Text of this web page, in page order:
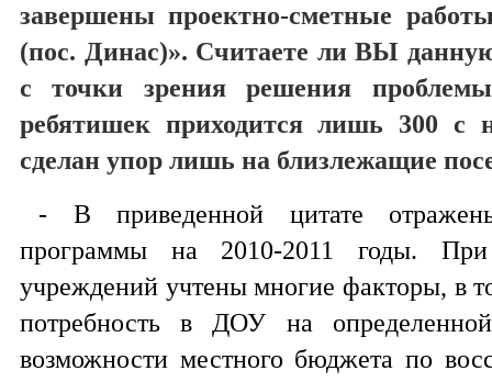
завершены проектно-сметные
(пос. Динас)». Считаете ли ВЫ
с точки зрения решения
ребятишек приходится лишь 300 с
сделан упор лишь на близлежащие
- В приведенной цитате
программы на 2010-2011 годы. При
учреждений учтены многие факторы, в
потребность в ДОУ на
возможности местного бюджета по